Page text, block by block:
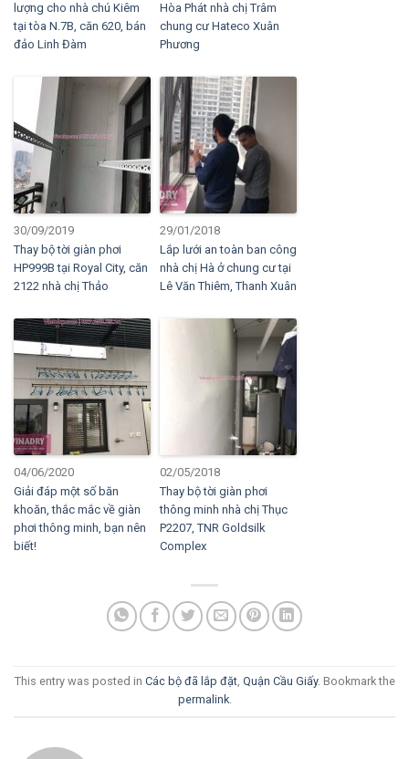
lượng cho nhà chú Kiêm
tại tòa N.7B, căn 620, bán
đảo Linh Đàm
Hòa Phát nhà chị Trâm
chung cư Hateco Xuân
Phương
30/09/2019
Thay bộ tời giàn phơi
HP999B tại Royal City, căn
2122 nhà chị Thảo
29/01/2018
Lắp lưới an toàn ban công
nhà chị Hà ở chung cư tại
Lê Văn Thiêm, Thanh Xuân
04/06/2020
Giải đáp một số băn
khoăn, thắc mắc về giàn
phơi thông minh, bạn nên
biết!
02/05/2018
Thay bộ tời giàn phơi
thông minh nhà chị Thục
P2207, TNR Goldsilk
Complex
This entry was posted in Các bộ đã lắp đặt, Quận Cầu Giấy. Bookmark the
permalink.